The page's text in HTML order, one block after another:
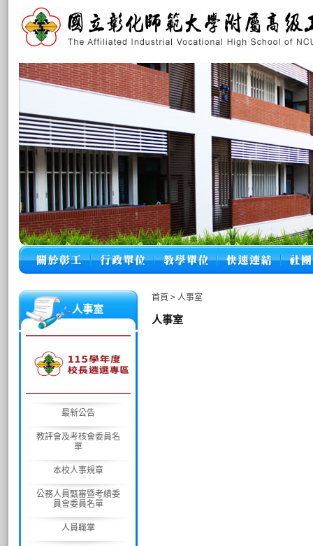
人事室
最新公告
教評會及考核會委員名
單
本校人事規章
公務人員甄審暨考績委
員會委員名單
人員職掌
首頁 > 人事室
人事室